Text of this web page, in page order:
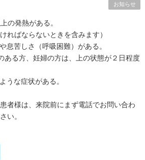
お知らせ
発熱がある。
ればならないときを含みます）
息苦しさ（呼吸困難）がある。
る方、妊婦の方は、上の状態が２日程度
うな症状がある。
者様は、来院前にまず電話でお問い合わ
い。